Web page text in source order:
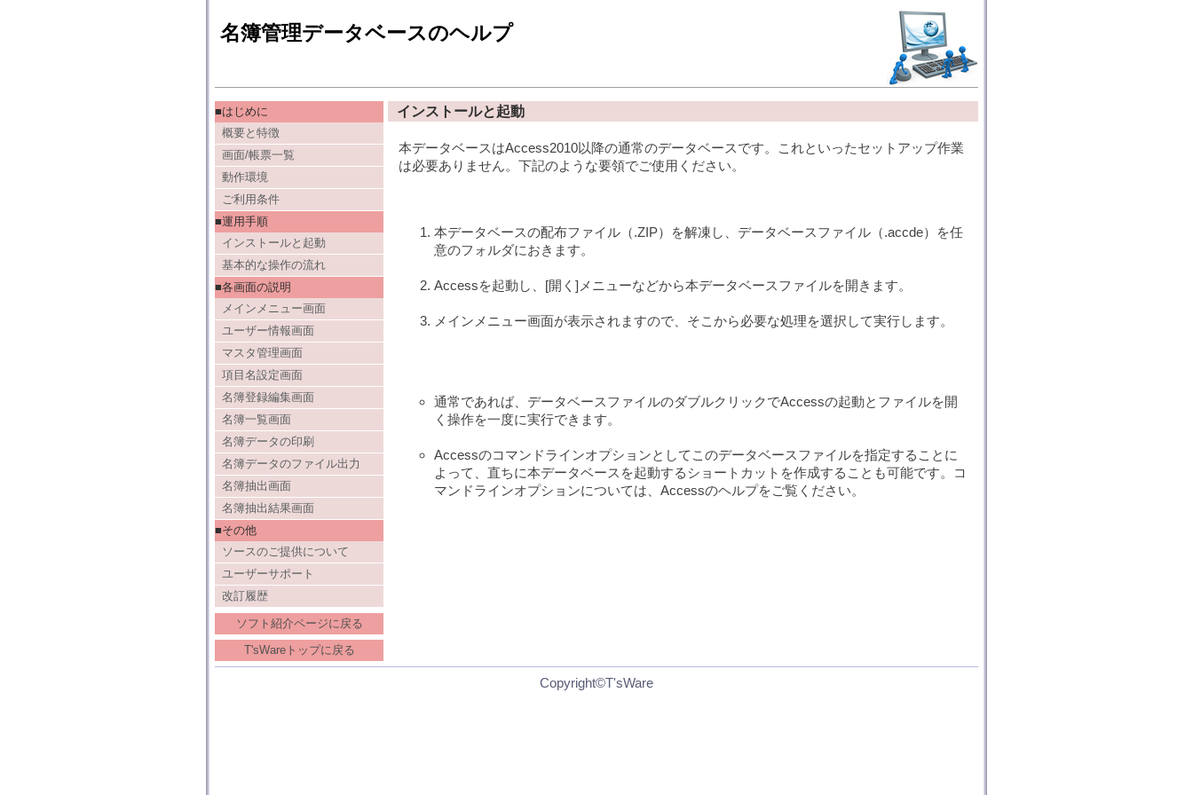
名簿管理データベースのヘルプ
インストールと起動
本データベースはAccess2010以降の通常のデータベースです。これといったセットアップ作業
は必要ありません。下記のような要領でご使用ください。
本データベースの配布ファイル（.ZIP）を解凍し、データベースファイル（.accde）を任
意のフォルダにおきます。
Accessを起動し、[開く]メニューなどから本データベースファイルを開きます。
メインメニュー画面が表示されますので、そこから必要な処理を選択して実行します。
通常であれば、データベースファイルのダブルクリックでAccessの起動とファイルを開
く操作を一度に実行できます。
Accessのコマンドラインオプションとしてこのデータベースファイルを指定することに
よって、直ちに本データベースを起動するショートカットを作成することも可能です。コ
マンドラインオプションについては、Accessのヘルプをご覧ください。
■はじめに
概要と特徴
画面/帳票一覧
動作環境
ご利用条件
■運用手順
インストールと起動
基本的な操作の流れ
■各画面の説明
メインメニュー画面
ユーザー情報画面
マスタ管理画面
項目名設定画面
名簿登録編集画面
名簿一覧画面
名簿データの印刷
名簿データのファイル出力
名簿抽出画面
名簿抽出結果画面
■その他
ソースのご提供について
ユーザーサポート
改訂履歴
ソフト紹介ページに戻る
T'sWareトップに戻る
Copyright©T'sWare